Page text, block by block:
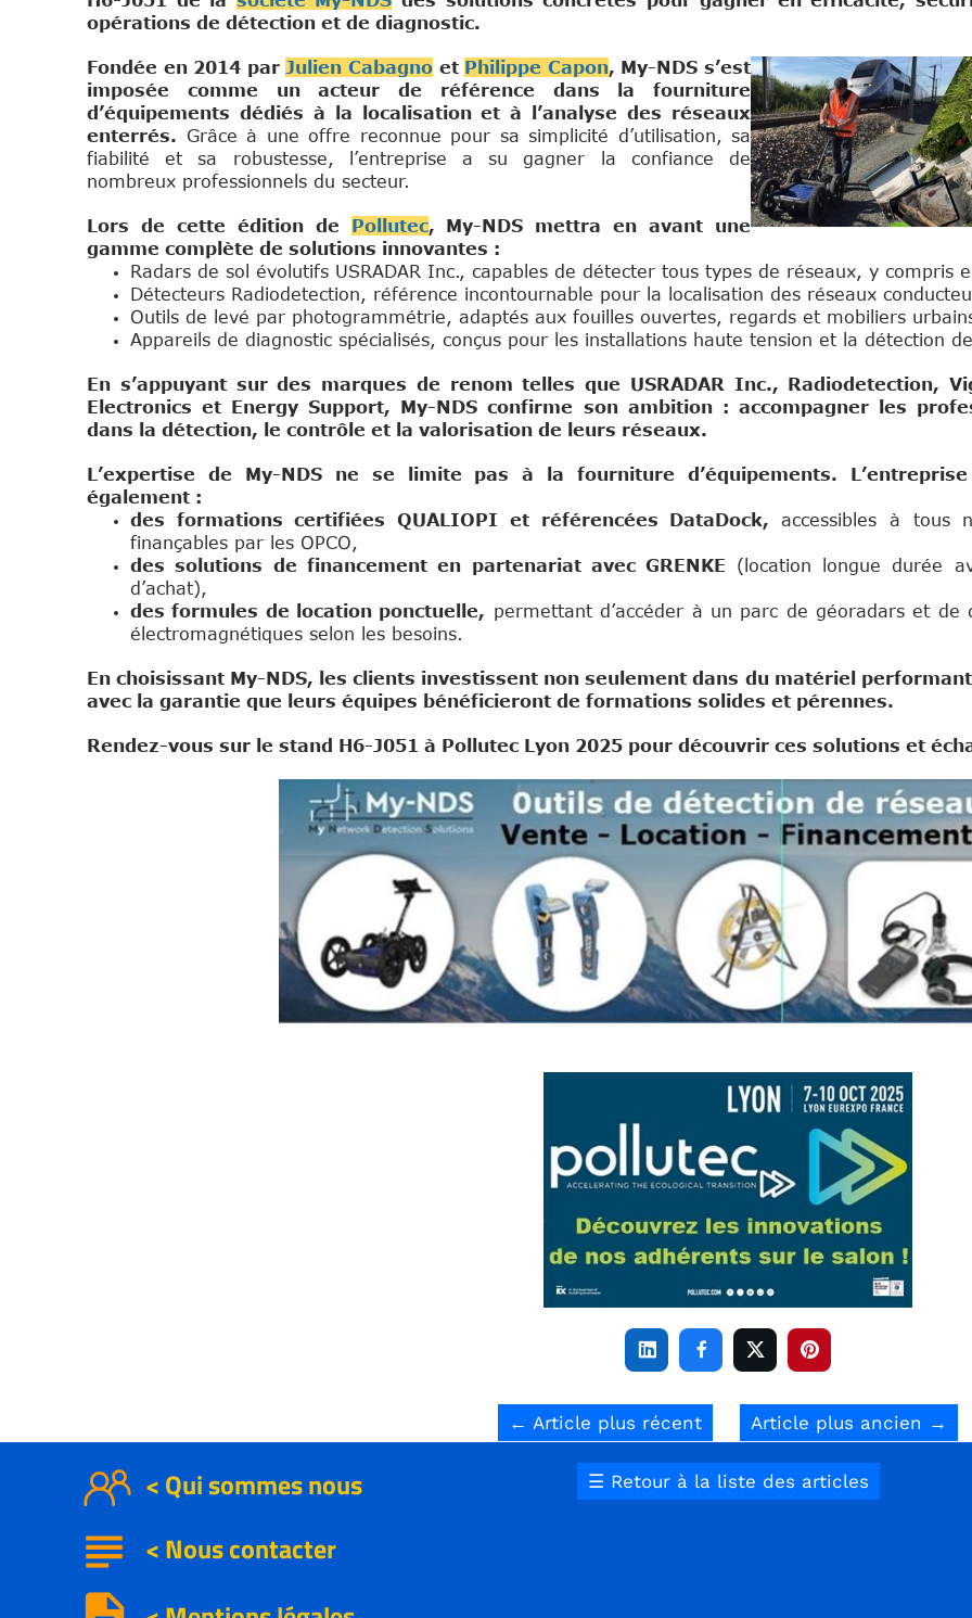
< Qui sommes nous
<Nous contacter
subject
opérations de détection et de diagnostic.
Fondée en 2014 par Julien Cabagno et Philippe Capon, My-NDS s’est
imposée comme un acteur de référence dans la fourniture
d’équipements dédiés à la localisation et à l’analyse des réseaux
enterrés. Grâce à une offre reconnue pour sa simplicité d’utilisation, sa
fiabilité et sa robustesse, l’entreprise a su gagner la confiance de
nombreux professionnels du secteur.
Lors de cette édition de Pollutec, My-NDS mettra en avant une
gamme complète de solutions innovantes :
Radars de sol évolutifs USRADAR Inc., capables de détecter tous types de réseaux, y compris
Détecteurs Radiodetection, référence incontournable pour la localisation des réseaux
Outils de levé par photogrammétrie, adaptés aux fouilles ouvertes, regards et mobiliers
Appareils de diagnostic spécialisés, conçus pour les installations haute tension et la détection
En s’appuyant sur des marques de renom telles que USRADAR Inc., Radiodetection,
Electronics et Energy Support, My-NDS confirme son ambition : accompagner les
dans la détection, le contrôle et la valorisation de leurs réseaux.
L’expertise de My-NDS ne se limite pas à la fourniture d’équipements.
également :
des formations certifiées QUALIOPI et référencées DataDock,accessibles à tous
finançables par les OPCO,
des solutions de financement en partenariat avec GRENKE (location longue durée
d’achat),
des formules de location ponctuelle, permettant d’accéder à un parc de géoradars et de
électromagnétiques selon les besoins.
En choisissant My-NDS, les clients investissent non seulement dans du matériel
avec la garantie que leurs équipes bénéficieront de formations solides et pérennes.
Rendez-vous sur le stand H6-J051 à Pollutec Lyon 2025 pour découvrir ces solutions et
   
← Article plus récent Article plus ancien →
☰ Retour à la liste des articles